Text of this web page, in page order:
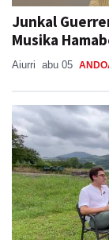
Junkal
Musika
Aiurri abu 05